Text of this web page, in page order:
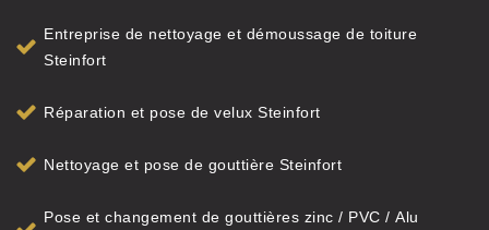
Entreprise de nettoyage et démoussage de toiture
Steinfort
Réparation et pose de velux Steinfort
Nettoyage et pose de gouttière Steinfort
Pose et changement de gouttières zinc / PVC / Alu